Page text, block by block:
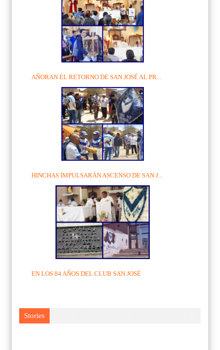
AÑORAN EL RETORNO DE SAN JOSÉ AL PR...
HINCHAS IMPULSARÁN ASCENSO DE SAN J...
EN LOS 84 AÑOS DEL CLUB SAN JOSÉ
Stories